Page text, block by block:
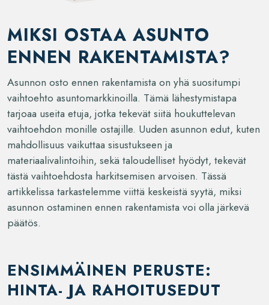
MIKSI OSTAA ASUNTO
ENNEN RAKENTAMISTA?
Asunnon osto ennen rakentamista on yhä suositumpi
vaihtoehto asuntomarkkinoilla. Tämä lähestymistapa
tarjoaa useita etuja, jotka tekevät siitä houkuttelevan
vaihtoehdon monille ostajille. Uuden asunnon edut, kuten
mahdollisuus vaikuttaa sisustukseen ja
materiaalivalintoihin, sekä taloudelliset hyödyt, tekevät
tästä vaihtoehdosta harkitsemisen arvoisen. Tässä
artikkelissa tarkastelemme viittä keskeistä syytä, miksi
asunnon ostaminen ennen rakentamista voi olla järkevä
päätös.
ENSIMMÄINEN PERUSTE:
HINTA- JA RAHOITUSEDUT